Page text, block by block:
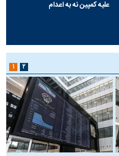
علیه کمپین نه به اعدام
۱ ۲